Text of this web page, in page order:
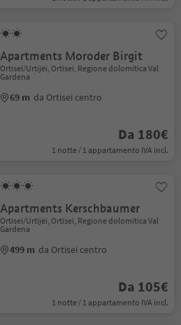
Apartments Moroder Birgit
Ortisei/Urtijëi, Ortisei, Regione dolomitica Val
Gardena
69 m da Ortisei centro
Da 180€
1 notte / 1 appartamento IVA incl.
Apartments Kerschbaumer
Ortisei/Urtijëi, Ortisei, Regione dolomitica Val
Gardena
499 m da Ortisei centro
Da 105€
1 notte / 1 appartamento IVA incl.